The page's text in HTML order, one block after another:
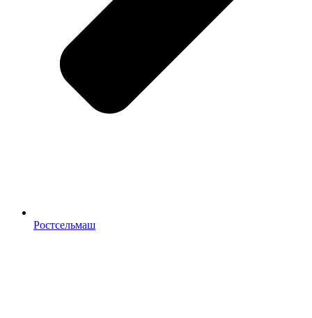
Ростсельмаш